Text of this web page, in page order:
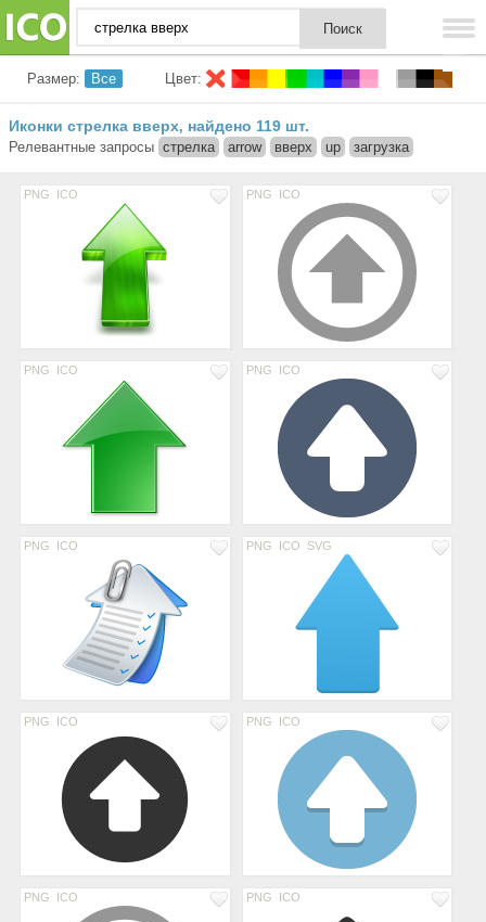
Размер: Все Цвет:
Иконки стрелка вверх, найдено 119 шт.
Релевантные запросы стрелка arrow вверх up загрузка
PNG ICO PNG ICO
PNG ICO PNG ICO
PNG ICO PNG ICO SVG
PNG ICO PNG ICO
PNG ICO PNG ICO